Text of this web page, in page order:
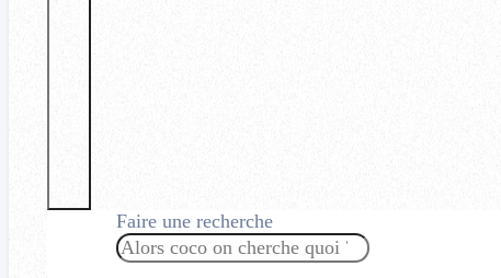
Faire une recherche
Rechercher